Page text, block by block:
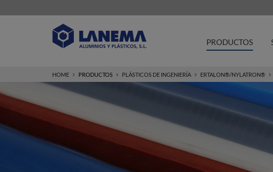
PRODUCTOS
HOME PRODUCTOS PLÁSTICOS DE INGENIERÍA ERTALON®/NYLATRON®